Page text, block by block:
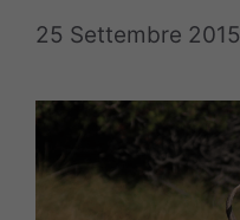
25 Settembre 2015